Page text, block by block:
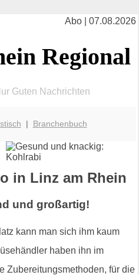
Abo | 07.08.2026
Regional
Guten Nachrichten
| Branchenbuch
in Linz am Rhein
und großartig!
kann man sich ihm kaum
haben ihn im
Zubereitungsmethoden, für die